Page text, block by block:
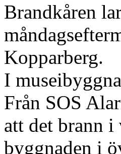
Brandkåren
Kopparberg.
I
Från SOS
att det brann i
byggnaden i